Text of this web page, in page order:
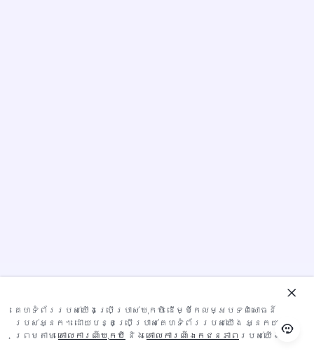
គេហទំព័ររបស់យើងប្រើប្រាស់ឃុកឃី ដើម្បីកែលម្អបទពិសោធន៍
របស់អ្នក។ ដោយបន្តប្រើប្រាស់គេហទំព័ររបស់យើង អ្នកយល់
ព្រមតាមគោលការណ៍​ឃុកឃី និងគោលការណ៍ឯកជនភាព របស់យើង។